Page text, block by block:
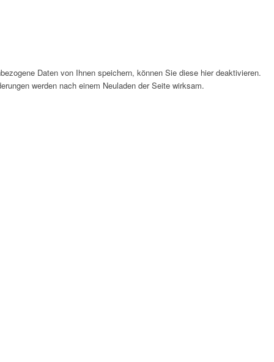
Daten von Ihnen speichern, können Sie diese hier deaktivieren.
werden nach einem Neuladen der Seite wirksam.